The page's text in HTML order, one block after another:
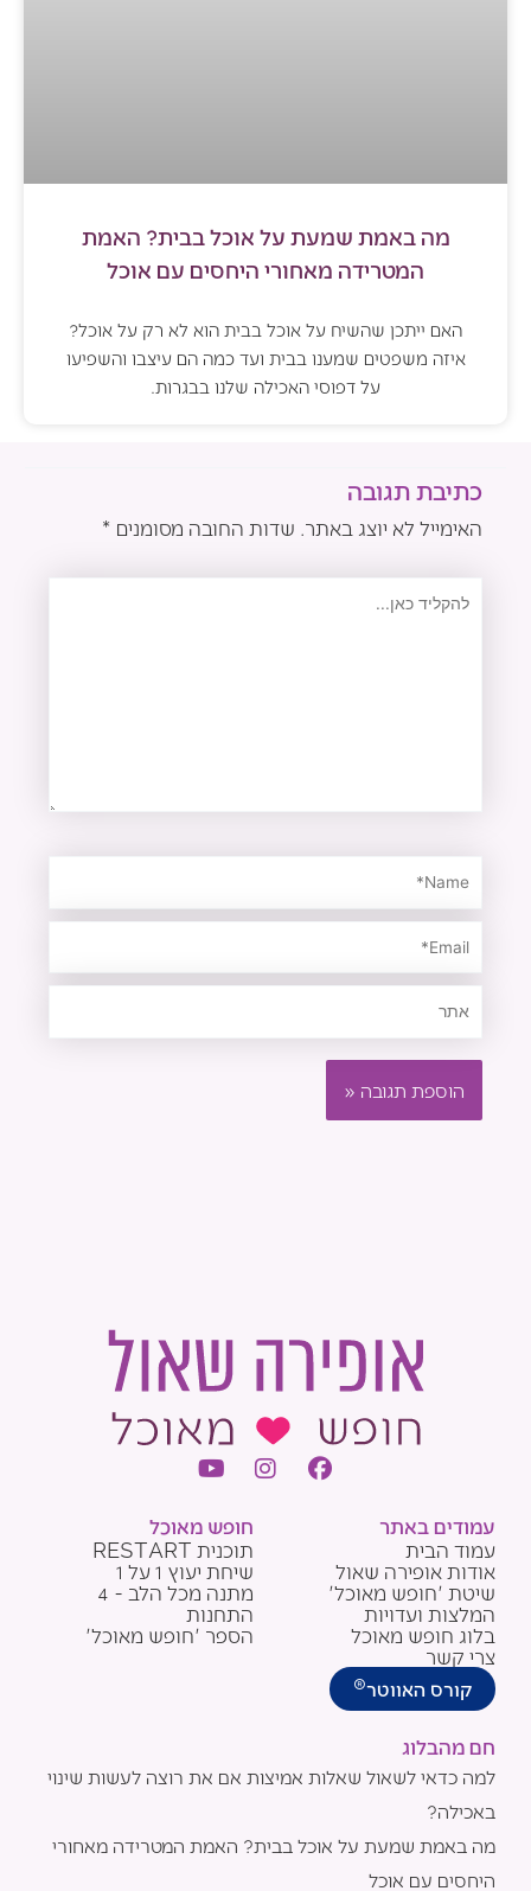
מה באמת שמעת על אוכל בבית? האמת
המטרידה מאחורי היחסים עם אוכל
האם ייתכן שהשיח על אוכל בבית הוא לא רק על אוכל?
איזה משפטים שמענו בבית ועד כמה הם עיצבו והשפיעו
על דפוסי האכילה שלנו בבגרות.
כתיבת תגובה
האימייל לא יוצג באתר. שדות החובה מסומנים *
להקליד
Name*
Email*
F
I
g
Y
t
u
b
e
עמודים באתר
עמוד הבית
אודות אופירה שאול
שיטת 'חופש מאוכל'
המלצות ועדויות
בלוג חופש מאוכל
צרי קשר
קורס האווטר®
חופש מאוכל
תוכנית RESTART
שיחת יעוץ 1 על 1
מתנה מכל הלב - 4
התחנות
הספר 'חופש מאוכל'
חם מהבלוג
למה כדאי לשאול שאלות אמיצות אם את רוצה לעשות שינוי
באכילה?
מה באמת שמעת על אוכל בבית? האמת המטרידה מאחורי
היחסים עם אוכל